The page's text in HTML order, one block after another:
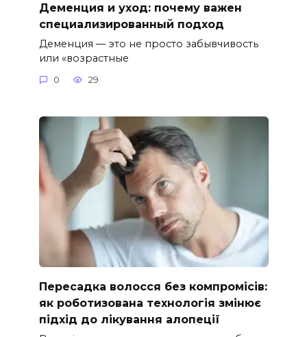
Деменция и уход: почему важен
специализированный подход
Деменция — это не просто забывчивость
или «возрастные
0 29
Пересадка волосся без компромісів:
як роботизована технологія змінює
підхід до лікування алопеції